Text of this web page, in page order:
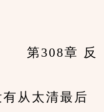
从太清最后